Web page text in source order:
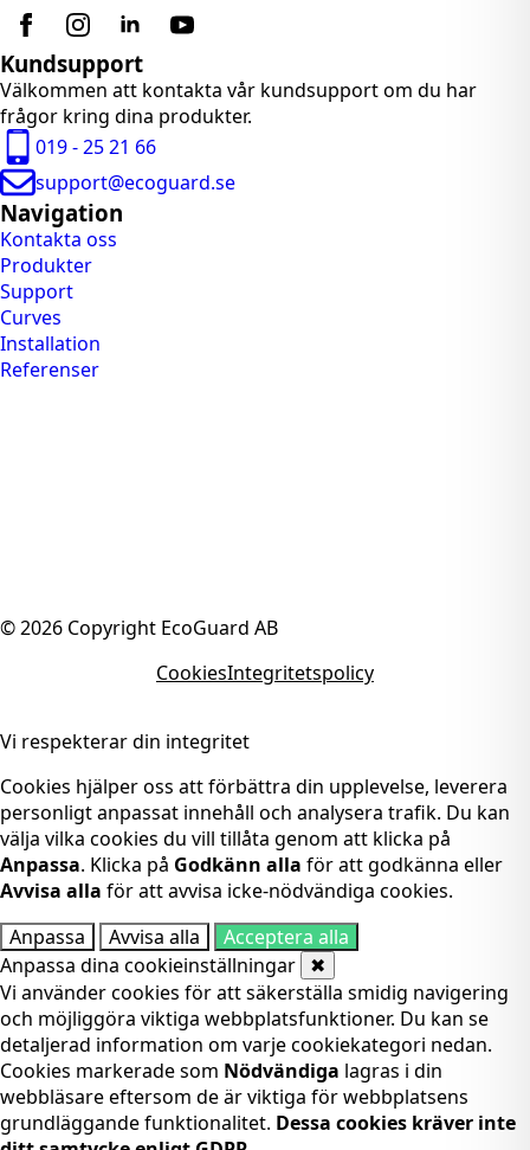
Kundsupport
Välkommen att kontakta vår kundsupport om du har
frågor kring dina produkter.
019 - 25 21 66
support@ecoguard.se
Navigation
Kontakta oss
Produkter
Support
Curves
Installation
Referenser
©2026 Copyright EcoGuard AB
CookiesIntegritetspolicy
Vi respekterar din integritet
Cookies hjälper oss att förbättra din upplevelse, leverera
personligt anpassat innehåll och analysera trafik. Du kan
välja vilka cookies du vill tillåta genom att klicka på
Anpassa. Klicka på Godkänn alla för att godkänna eller
Avvisa alla för att avvisa icke-nödvändiga cookies.
Anpassa
Avvisa alla
Acceptera alla
Anpassa dina cookieinställningar ✖
Vi använder cookies för att säkerställa smidig navigering
och möjliggöra viktiga webbplatsfunktioner. Du kan se
detaljerad information om varje cookiekategori nedan.
Cookies markerade som Nödvändiga lagras i din
webbläsare eftersom de är viktiga för webbplatsens
grundläggande funktionalitet. Dessa cookies kräver inte